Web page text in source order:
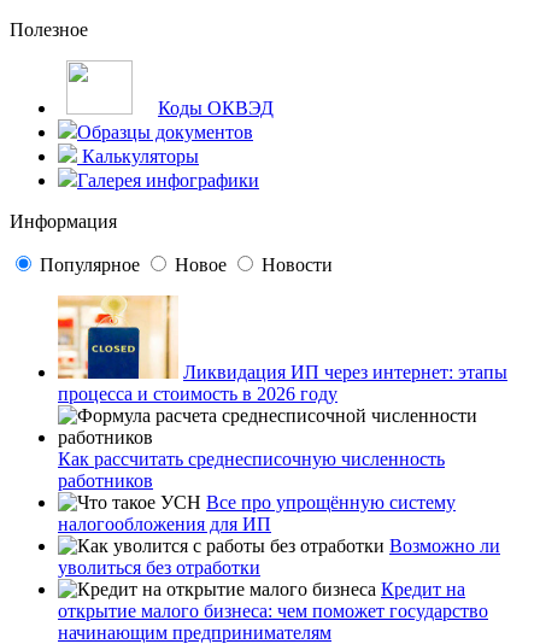
Полезное
Коды ОКВЭД
Образцы документов
Калькуляторы
Галерея инфографики
Информация
Популярное Новое Новости
Ликвидация ИП через интернет: этапы
процесса и стоимость в 2026 году
Как рассчитать среднесписочную численность
работников
Все про упрощённую систему
налогообложения для ИП
Возможно ли
уволиться без отработки
Кредит на
открытие малого бизнеса: чем поможет государство
начинающим предпринимателям